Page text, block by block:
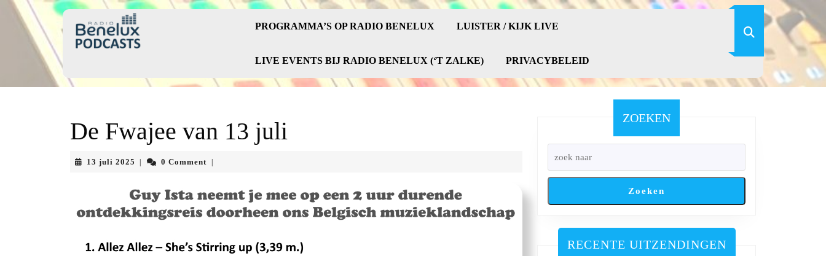
Skip
PROGRAMMA’S OP RADIO BENELUX LUISTER / KIJK LIVE
LIVE EVENTS BIJ RADIO BENELUX (‘T ZALKE) PRIVACYBELEID
De Fwajee van 13 juli
13 juli 2025 13
0 Comment
ZOEKEN
Zoeken
RECENTE UITZENDINGEN